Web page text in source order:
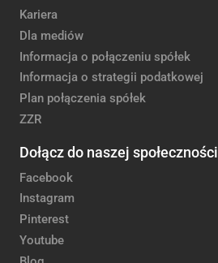
Kariera
Dla mediów
Informacja o połączeniu spółek
Informacja o strategii podatkowej
Plan połączenia spółek
ZZR
Dołącz do naszej społeczności
Facebook
Instagram
Pinterest
Youtube